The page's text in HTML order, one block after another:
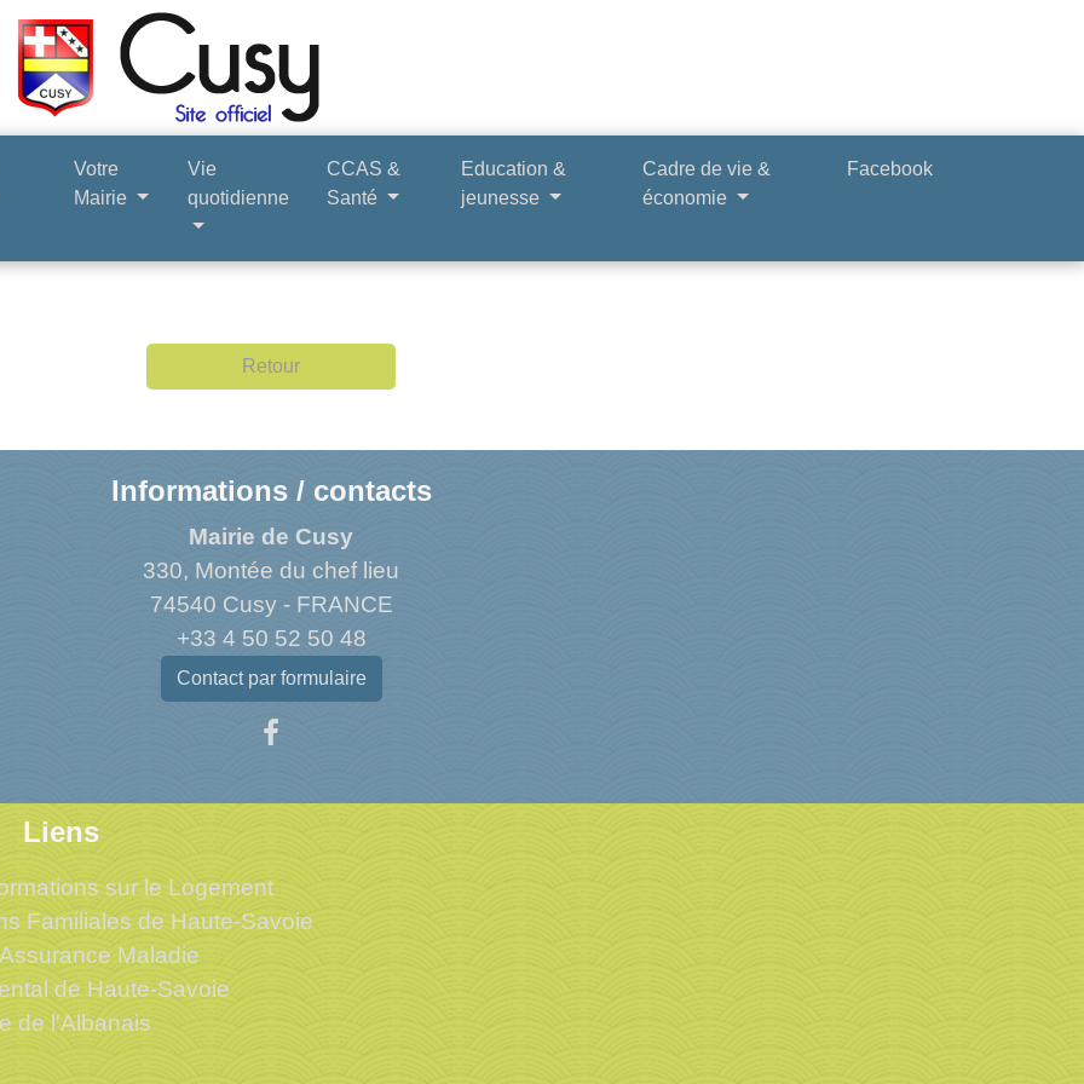
Votre
Mairie
Vie
quotidienne
CCAS &
Santé
Education &
jeunesse
Cadre de vie &
économie
Facebook
Retour
Informations / contacts
Mairie de Cusy
330, Montée du chef lieu
74540 Cusy - FRANCE
+33 4 50 52 50 48
Contact par formulaire
Liens
sur le Logement
Familiales de Haute-Savoie
Maladie
de Haute-Savoie
de l'Albanais